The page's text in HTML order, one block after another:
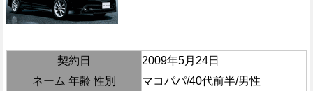
契約日
2009年5月24日
ネーム 年齢 性別
マコパパ/40代前半/男性